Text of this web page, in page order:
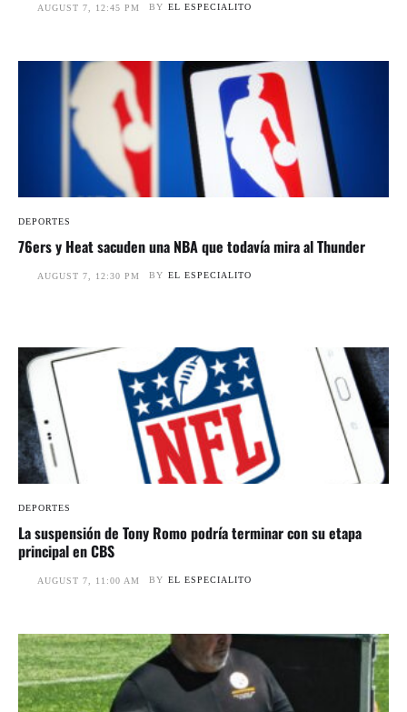
AUGUST 7, 12:45 PM BY EL ESPECIALITO
DEPORTES
76ers y Heat sacuden una NBA que todavía mira al Thunder
AUGUST 7, 12:30 PM BY EL ESPECIALITO
DEPORTES
La suspensión de Tony Romo podría terminar con su etapa
principal en CBS
AUGUST 7, 11:00 AM BY EL ESPECIALITO